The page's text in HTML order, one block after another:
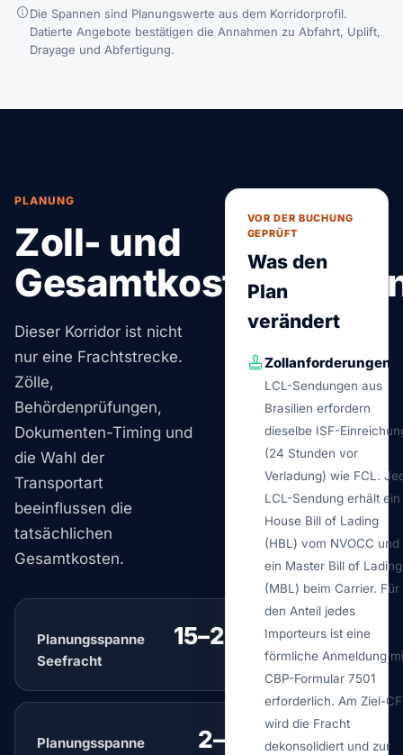
Die Spannen sind Planungswerte aus dem Korridorprofil.
Datierte Angebote bestätigen die Annahmen zu Abfahrt, Uplift,
Drayage und Abfertigung.
PLANUNG
Zoll- und
Dieser Korridor ist nicht
nur eine Frachtstrecke.
Zölle,
Behördenprüfungen,
Dokumenten-Timing und
die Wahl der
Transportart
beeinflussen die
tatsächlichen
Gesamtkosten.
Planungsspanne
Seefracht
15–25 Tagetypisch
Planungsspanne
2–5 Tagetypisch
VOR DER BUCHUNG
GEPRÜFT
Was den
Plan
verändert
Zollanforderungen
LCL-Sendungen aus
Brasilien erfordern
dieselbe ISF-
(24 Stunden vor
Verladung) wie FCL.
LCL-Sendung erhält ein
House Bill of Lading
(HBL) vom NVOCC und
ein Master Bill of Lading
(MBL) beim Carrier. Für
den Anteil jedes
Importeurs ist eine
förmliche Anmeldung
CBP-Formular 7501
erforderlich. Am Ziel-
wird die Fracht
dekonsolidiert und zur